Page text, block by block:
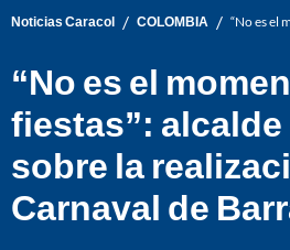
Noticias Caracol / COLOMBIA / “No es el
“No es el
fiestas”:
sobre la
Carnaval de